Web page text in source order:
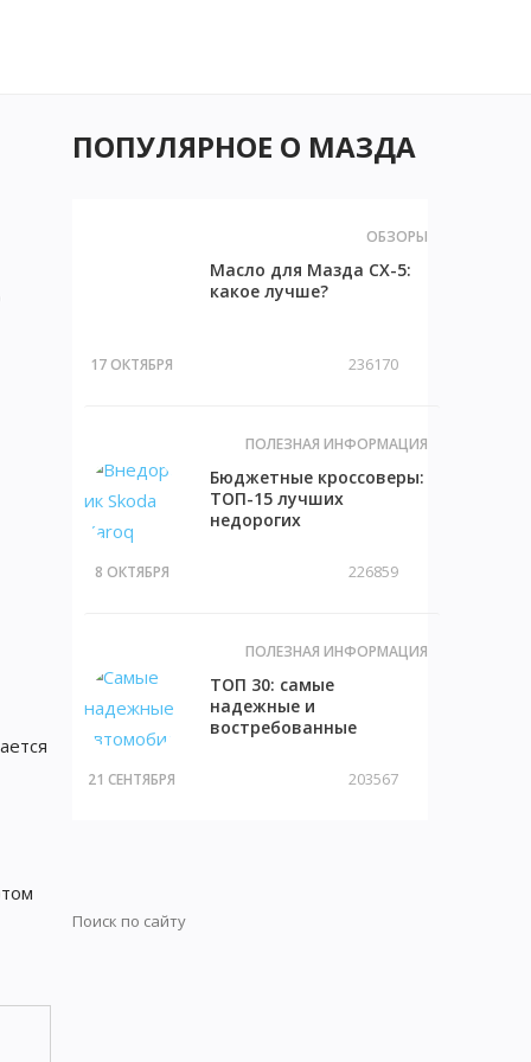
ПОПУЛЯРНОЕ О МАЗДА
17 ОКТЯБРЯ
ОБЗОРЫ
Масло для Мазда СХ-5:
какое лучше?
236170
8 ОКТЯБРЯ
ПОЛЕЗНАЯ ИНФОРМАЦИЯ
Бюджетные кроссоверы:
ТОП-15 лучших
недорогих
описанием и фото226859
21 СЕНТЯБРЯ
ПОЛЕЗНАЯ ИНФОРМАЦИЯ
ТОП 30: самые
надежные и
востребованные
203567